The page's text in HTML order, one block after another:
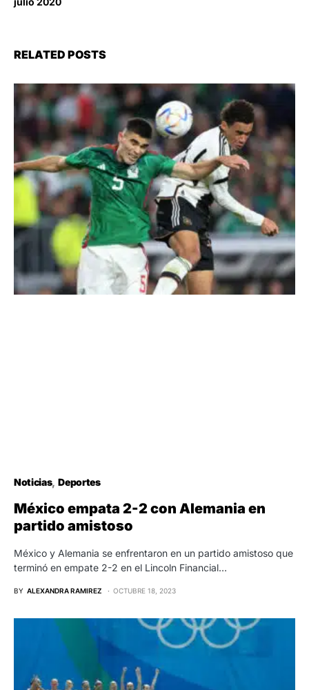
RELATED POSTS
Noticias Deportes
México empata 2-2 con Alemania en
partido amistoso
México y Alemania se enfrentaron en un partido amistoso que
terminó en empate 2-2 en el Lincoln Financial…
BY ALEXANDRA RAMIREZ OCTUBRE 18, 2023